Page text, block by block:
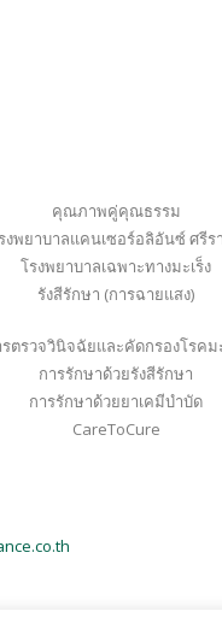
คุณภาพคู่คุณธรรม
งพยาบาลแคนเซอร์อลิอันซ์ ศรีร
โรงพยาบาลเฉพาะทางมะเร็ง
รังสีรักษา (การฉายแสง)
ตรวจวินิจฉัยและคัดกรองโรคม
การรักษาด้วยรังสีรักษา
การรักษาด้วยยาเคมีบำบัด
CareToCure